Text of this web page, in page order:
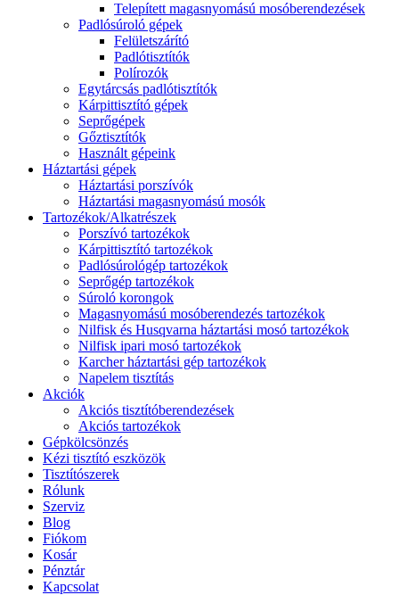
Telepített magasnyomású mosóberendezések
Padlósúroló gépek
Felületszárító
Padlótisztítók
Polírozók
Egytárcsás padlótisztítók
Kárpittisztító gépek
Seprőgépek
Gőztisztítók
Használt gépeink
Háztartási gépek
Háztartási porszívók
Háztartási magasnyomású mosók
Tartozékok/Alkatrészek
Porszívó tartozékok
Kárpittisztító tartozékok
Padlósúrológép tartozékok
Seprőgép tartozékok
Súroló korongok
Magasnyomású mosóberendezés tartozékok
Nilfisk és Husqvarna háztartási mosó tartozékok
Nilfisk ipari mosó tartozékok
Karcher háztartási gép tartozékok
Napelem tisztítás
Akciók
Akciós tisztítóberendezések
Akciós tartozékok
Gépkölcsönzés
Kézi tisztító eszközök
Tisztítószerek
Rólunk
Szerviz
Blog
Fiókom
Kosár
Pénztár
Kapcsolat